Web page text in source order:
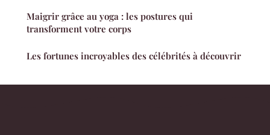
Maigrir grâce au yoga : les postures qui
transforment votre corps
Les fortunes incroyables des célébrités à découvrir